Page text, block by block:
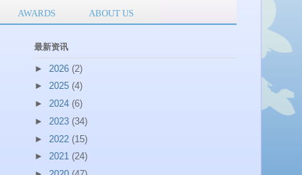
AWARDS ABOUT US
最新资讯
► 2026 (2)
► 2025 (4)
► 2024 (6)
► 2023 (34)
► 2022 (15)
► 2021 (24)